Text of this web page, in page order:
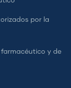
por la
y de